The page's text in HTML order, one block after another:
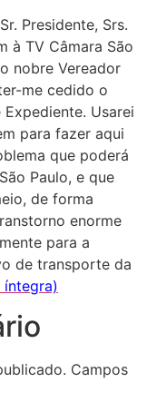
Presidente, Srs.
à TV Câmara São
nobre Vereador
me cedido o
Usarei
para fazer aqui
que poderá
Paulo, e que
de forma
enorme
para a
de transporte da
Campos